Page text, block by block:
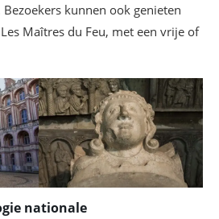
kunnen ook genieten
Maîtres du Feu, met een vrije of
nationale